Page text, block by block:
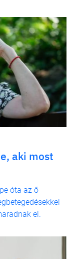
aki most
óta az ő
el.